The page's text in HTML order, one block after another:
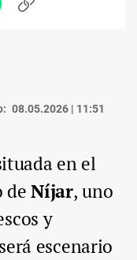
Copiar
08.05.2026 | 11:51
en el
deNíjar, uno
y
escenario